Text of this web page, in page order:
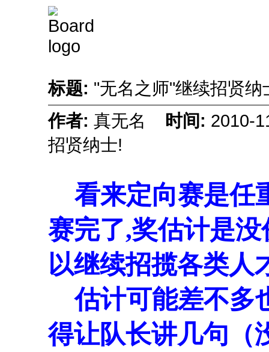
标题: "无名之师"继续招贤
作者: 真无名 时间: 2010-
招贤纳士!
看来定向赛是任
赛完了,奖估计是
以继续招揽各类人
估计可能差不多
得让队长讲几句（